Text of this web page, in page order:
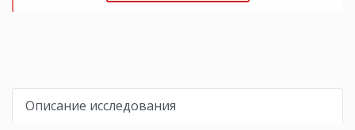
Описание исследования